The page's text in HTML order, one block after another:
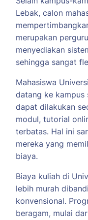
Lebak, calon
merupakan
menyediakan
sehingga sangat
Mahasiswa
datang ke kampus
dapat dilakukan
modul, tutorial
terbatas. Hal ini
mereka yang
biaya.
Biaya kuliah di
lebih murah
konvensional.
beragam, mulai